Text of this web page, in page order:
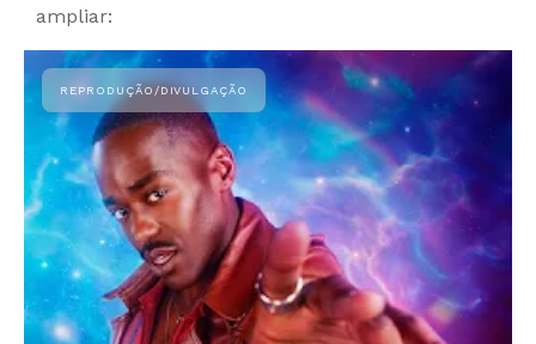
ampliar: